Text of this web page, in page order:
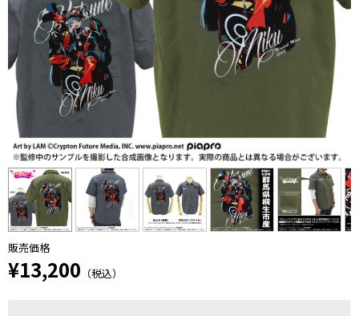
販売価格
¥13,200 （税込）